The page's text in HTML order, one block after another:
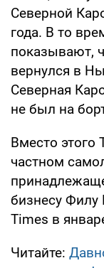
Северной
года. В то
показывают,
вернулся в
Северная
не был на
Вместо этого
частном
бизнесу
Times в
Читайте: